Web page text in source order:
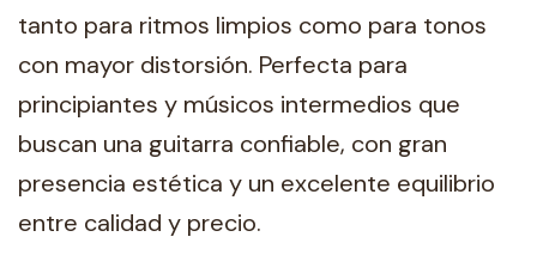
tanto para ritmos limpios como para tonos
con mayor distorsión. Perfecta para
principiantes y músicos intermedios que
buscan una guitarra confiable, con gran
presencia estética y un excelente equilibrio
entre calidad y precio.